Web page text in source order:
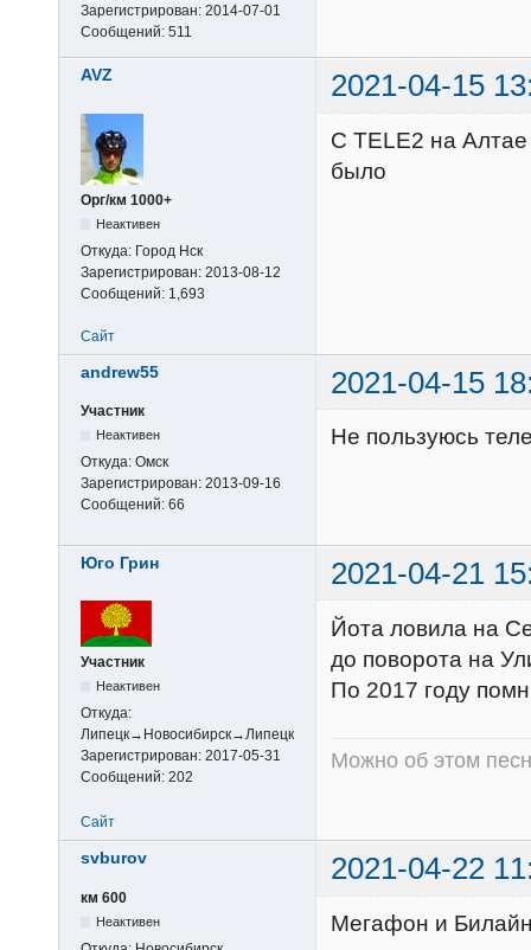
Зарегистрирован: 2014-07-01
Сообщений: 511
AVZ 2021-04-15
Орг/км 1000+
Неактивен
Откуда: Город Нск
Зарегистрирован: 2013-08-12
Сообщений: 1,693
С TELE2 на Алтае
было
Сайт
andrew55 2021-04-15
Участник
Неактивен
Откуда: Омск
Зарегистрирован: 2013-09-16
Сообщений: 66
Не пользуюсь
Юго Грин 2021-04-21
Участник
Неактивен
Откуда:
Липецк→Новосибирск→Липецк
Зарегистрирован: 2017-05-31
Сообщений: 202
Йота ловила на
до поворота на
По 2017 году
Можно об этом
Сайт
svburov 2021-04-22
км 600
Неактивен
Мегафон и Билайн